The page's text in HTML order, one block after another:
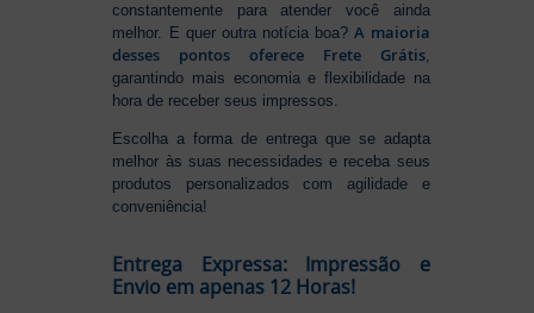
constantemente para atender você ainda
melhor. E quer outra notícia boa?A maioria
desses pontos oferece Frete Grátis,
garantindo mais economia e flexibilidade na
hora de receber seus impressos.
Escolha a forma de entrega que se adapta
melhor às suas necessidades e receba seus
produtos personalizados com agilidade e
conveniência!
Entrega Expressa: Impressão e
Envio em apenas 12 Horas!